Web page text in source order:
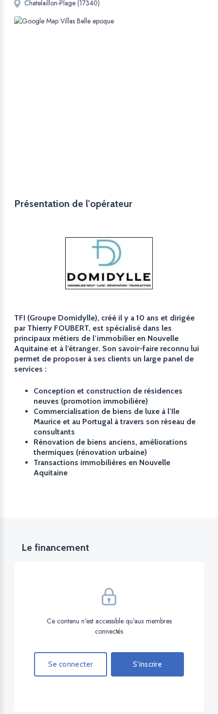
Chatelaillon-Plage (17340)
Présentation de l'opérateur
TFI (Groupe Domidylle), créé il y a 10 ans et dirigée
par Thierry FOUBERT, est spécialisé dans les
principaux métiers de l’immobilier en Nouvelle
Aquitaine et à l’étranger. Son savoir-faire reconnu lui
permet de proposer à ses clients un large panel de
services :
Conception et construction de résidences
neuves (promotion immobilière)
Commercialisation de biens de luxe à l’Ile
Maurice et au Portugal à travers son réseau de
consultants
Rénovation de biens anciens, améliorations
thermiques (rénovation urbaine)
Transactions immobilières en Nouvelle
Aquitaine
Le financement
Ce contenu n'est accessible qu'aux membres
connectés
Se connecter S'inscrire